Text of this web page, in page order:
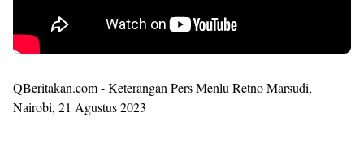
QBeritakan.com - Keterangan Pers Menlu Retno Marsudi,
Nairobi, 21 Agustus 2023